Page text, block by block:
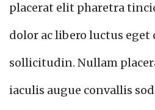
placerat elit pharetra
dolor ac libero luctus eget
sollicitudin. Nullam
iaculis augue convallis